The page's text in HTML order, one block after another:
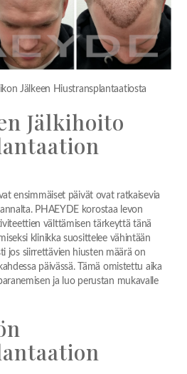
Jälkeen Hiustransplantaatiosta
Jälkihoito
ensimmäiset päivät ovat ratkaisevia
PHAEYDE korostaa levon
välttämisen tärkeyttä tänä
klinikka suosittelee vähintään
jos siirrettävien hiusten määrä on
päivässä. Tämä omistettu aika
ja luo perustan mukavalle